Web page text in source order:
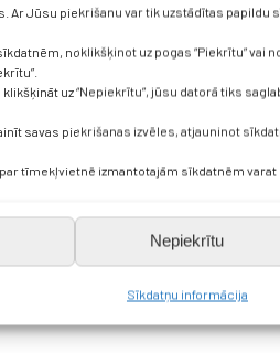
Ar Jūsu piekrišanu var tik uzstādītas papildu
noklikšķinot uz pogas “Piekrītu” vai
uz “Nepiekrītu”, jūsu datorā tiks
savas piekrišanas izvēles, atjauninot
tīmekļvietnē izmantotajām sīkdatnēm varat
Nepiekrītu
Sīkdatņu informācija